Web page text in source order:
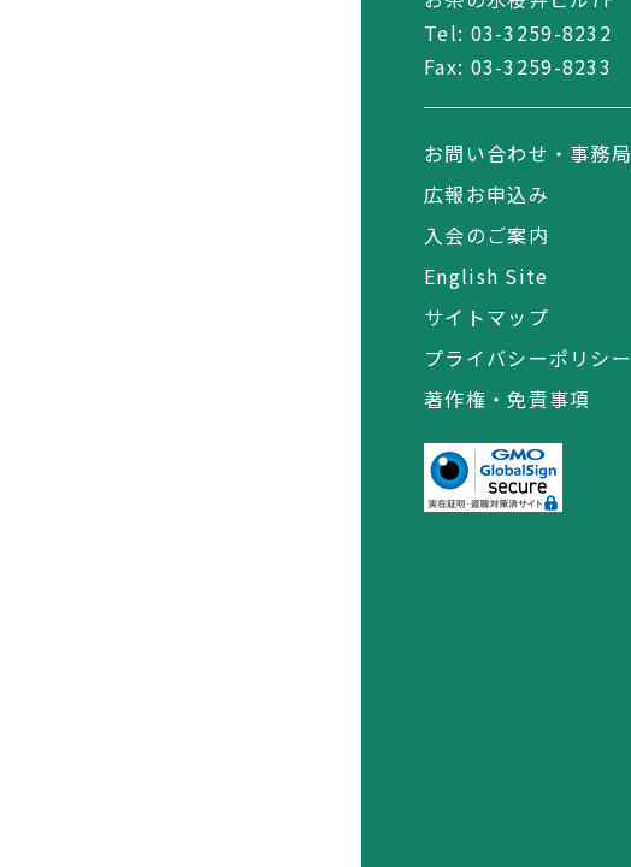
Tel: 03-3259-8232
Fax: 03-3259-8233
お問い合わせ・事務局
広報お申込み
入会のご案内
English Site
サイトマップ
プライバシーポリシー
著作権・免責事項